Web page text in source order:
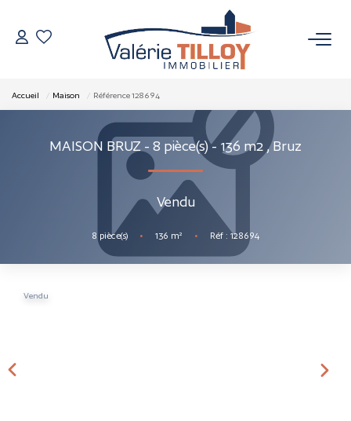
À Vendre
Vendus
VENDRE
Accueil Maison Référence 128694
MAISON BRUZ - 8 pièce(s) - 136 m2 ,Bruz
Vendu
8 pièce(s) • 136 m² • Réf : 128694
Vendu